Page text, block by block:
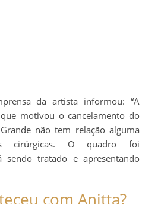
da artista informou: “A
motivou o cancelamento do
não tem relação alguma
cirúrgicas. O quadro foi
sendo tratado e apresentando
com Anitta?